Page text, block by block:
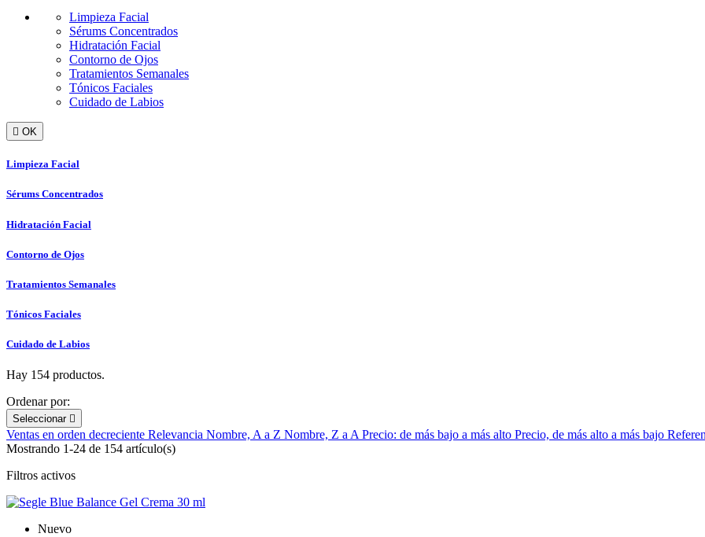
Limpieza Facial
Sérums Concentrados
Hidratación Facial
Contorno de Ojos
Tratamientos Semanales
Tónicos Faciales
Cuidado de Labios
 OK
Limpieza Facial
Sérums Concentrados
Hidratación Facial
Contorno de Ojos
Tratamientos Semanales
Tónicos Faciales
Cuidado de Labios
Hay 154 productos.
Ordenar por:
Seleccionar 
Ventas en orden decreciente Relevancia Nombre, A a Z Nombre, Z a APrecio: de más bajo a más alto Precio, de más alto a más bajo
Mostrando 1-24 de 154 artículo(s)
Filtros activos
Nuevo